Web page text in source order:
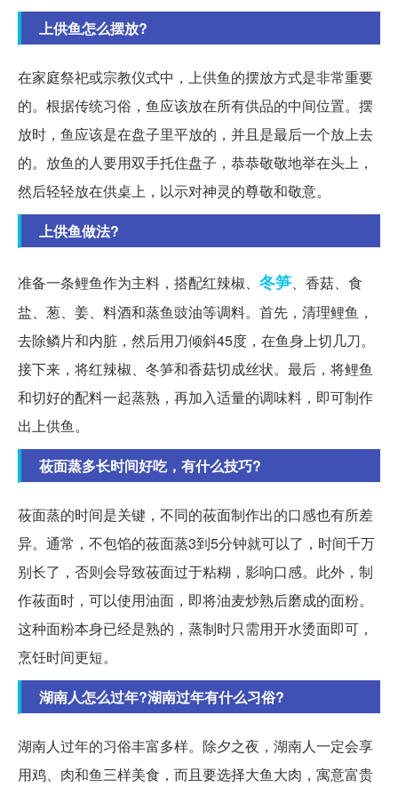
上供鱼怎么摆放?
在家庭祭祀或宗教仪式中，上供鱼的摆放方式是非常重要
的。根据传统习俗，鱼应该放在所有供品的中间位置。摆
放时，鱼应该是在盘子里平放的，并且是最后一个放上去
的。放鱼的人要用双手托住盘子，恭恭敬敬地举在头上，
然后轻轻放在供桌上，以示对神灵的尊敬和敬意。
上供鱼做法?
准备一条鲤鱼作为主料，搭配红辣椒、 冬笋、香菇、食
盐、葱、姜、料酒和蒸鱼豉油等调料。首先，清理鲤鱼，
去除鳞片和内脏，然后用刀倾斜45度，在鱼身上切几刀。
接下来，将红辣椒、冬笋和香菇切成丝状。最后，将鲤鱼
和切好的配料一起蒸熟，再加入适量的调味料，即可制作
出上供鱼。
莜面蒸多长时间好吃，有什么技巧?
莜面蒸的时间是关键，不同的莜面制作出的口感也有所差
异。通常，不包馅的莜面蒸3到5分钟就可以了，时间千万
别长了，否则会导致莜面过于粘糊，影响口感。此外，制
作莜面时，可以使用油面，即将油麦炒熟后磨成的面粉。
这种面粉本身已经是熟的，蒸制时只需用开水烫面即可，
烹饪时间更短。
湖南人怎么过年?湖南过年有什么习俗?
湖南人过年的习俗丰富多样。除夕之夜，湖南人一定会享
用鸡、肉和鱼三样美食，而且要选择大鱼大肉，寓意富贵